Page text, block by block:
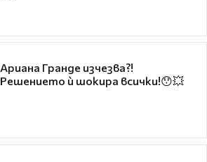
Ариана Гранде изчезва?!
Решението ѝ шокира всички!😯💥